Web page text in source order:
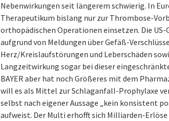
Nebenwirkungen seit längerem schwierig. In
Therapeutikum bislang nur zur Thrombose-
orthopädischen Operationen einsetzen. Die
aufgrund von Meldungen über Gefäß-
Herz/Kreislaufstörungen und Leberschäden
Langzeitwirkung sogar bei dieser
BAYER aber hat noch Größeres mit dem
will es als Mittel zur Schlaganfall-Prophylaxe
selbst nach eigener Aussage „kein konsistent
aufweist. Der Multi erhofft sich Milliarden-Erlöse